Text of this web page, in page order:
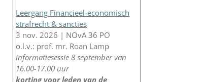
Leergang Financieel-economisch
strafrecht & sancties
3 nov. 2026 | NOvA 36 PO
o.l.v.: prof. mr. Roan Lamp
informatiesessie 8 september van
16.00-17.00 uur
korting voor leden van de